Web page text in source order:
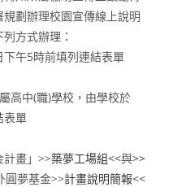
劃辦理校園宣傳線上說明
方式辦理：
午5時前填列連結表單
高中(職)學校，由學校於
表單
計畫」>>築夢工場組<<與>>
圓夢基金>>計畫說明簡報<<